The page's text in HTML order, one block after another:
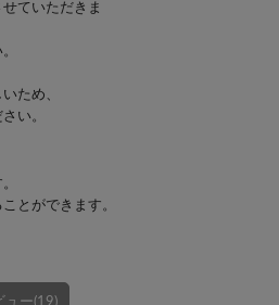
ていただきま
ため、
い。
とができます。